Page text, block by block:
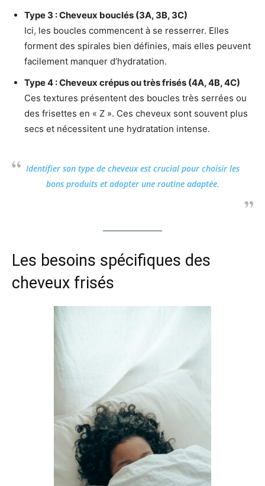
Type 3 : Cheveux bouclés (3A, 3B, 3C)
Ici, les boucles commencent à se resserrer. Elles
forment des spirales bien définies, mais elles peuvent
facilement manquer d’hydratation.
Type 4 : Cheveux crépus ou très frisés (4A, 4B, 4C)
Ces textures présentent des boucles très serrées ou
des frisettes en « Z ». Ces cheveux sont souvent plus
secs et nécessitent une hydratation intense.
Identifier son type de cheveux est crucial pour choisir les
bons produits et adopter une routine adaptée.
Les besoins spécifiques des
cheveux frisés